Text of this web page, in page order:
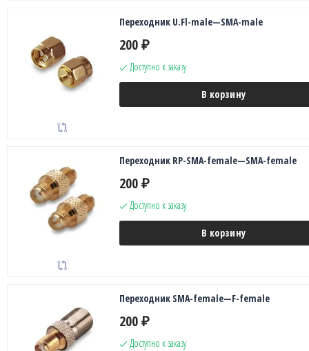
Переходник U.Fl-male—SMA-male
200 ₽
Доступно к заказу
В корзину
Переходник RP-SMA-female—SMA-female
200 ₽
Доступно к заказу
В корзину
Переходник SMA-female—F-female
200 ₽
Доступно к заказу